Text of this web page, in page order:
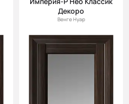
Декоро
Венге Нуар